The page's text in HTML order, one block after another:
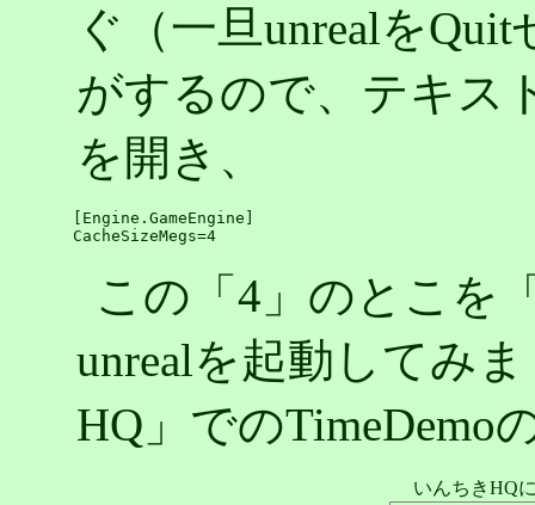
ぐ（一旦unrealを
がするので、テキス
を開き、
[Engine.GameEngine]
この「4」のとこを
unrealを起動してみ
HQ」でのTimeDemo
いんちきHQ